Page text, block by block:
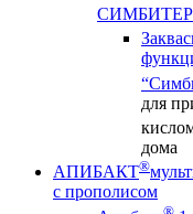
СИМБИТЕР
для
дома
АПИБАКТ®
с прополисом
®